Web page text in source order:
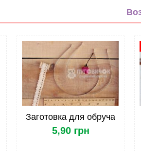
Заготовка для обруча
5,90 грн